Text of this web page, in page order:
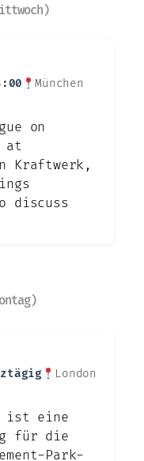
München
on
at
Kraftwerk,
discuss
London
ist eine
für die
Park-